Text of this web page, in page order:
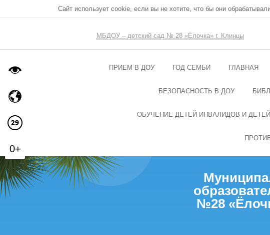
Сайт использует cookie, если вы не хотите, что бы они
МБДОУ – детский сад № 28 «Ёлочка» г. Клинцы
ПРИЕМ В ДОУ ГОД СЕМЬИ ГЛАВНАЯ
БЕЗОПАСНОСТЬ В ДОУ
ОБУЧЕНИЕ ДЕТЕЙ ИНВАЛИДОВ И
№28
0+